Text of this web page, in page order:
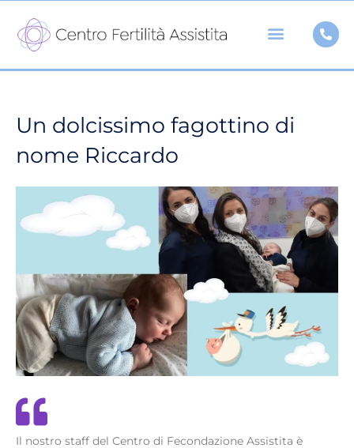
contenuto
Un dolcissimo fagottino di
nome Riccardo
Il nostro staff del Centro di Fecondazione Assistita è